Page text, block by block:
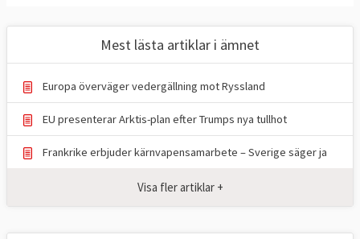
utlöste artikel 42.7 i samband med
terroristattackerna i Paris 2015.Sverige
sålde dåen speciell ammunition till
Frankrike.
I den andra, artikel 222 i EU-fördraget, står
att “unionen och dess medlemsstater ska
handla gemensamt i en anda av solidaritet
Mest lästa artiklar i ämnet
Europa överväger vedergällning mot Ryssland
EU presenterar Arktis-plan efter Trumps nya tullhot
Frankrike erbjuder kärnvapensamarbete – Sverige säger ja
Visa fler artiklar +